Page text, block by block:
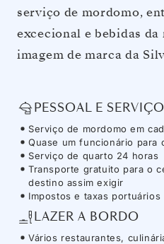
serviço de mordomo,
excecional e bebidas
imagem de marca da
PESSOAL E
Serviço de mordomo em
Quase um funcionário para
Serviço de quarto 24 horas
Transporte gratuito para o
destino assim exigir
Impostos e taxas portuários
LAZER A BORDO
Vários restaurantes,